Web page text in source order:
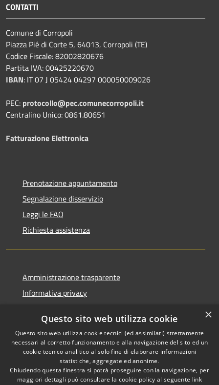
CONTATTI
Comune di Corropoli
Piazza Pié di Corte 5, 64013, Corropoli (TE)
Codice Fiscale: 82002820676
Partita IVA: 00425220670
IBAN: IT 07 J 05424 04297 000050009026
PEC: protocollo@pec.comunecorropoli.it
Centralino Unico: 0861.80651
Fatturazione Elettronica
Prenotazione appuntamento
Segnalazione disservizio
Leggi le FAQ
Richiesta assistenza
Amministrazione trasparente
Informativa privacy
Dichiarazione di accessibilità
RSS
Copyright © 2026 • Comune di
×
Questo sito web utilizza cookie
Questo sito web utilizza cookie tecnici (ed assimilati) strettamente
necessari al corretto funzionamento e alla navigazione del sito ed un
cookie tecnico analitico al solo fine di elaborare informazioni
statistiche, aggregate ed anonime.
Chiudendo questa finestra si potrà proseguire con la navigazione, per
maggiori dettagli può consultare la cookie policy al seguente link